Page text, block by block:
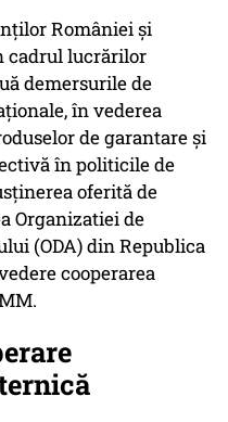
României și
cadrul lucrărilor
demersurile de
în vederea
de garantare și
în politicile de
oferită de
Organizatiei de
(ODA) din Republica
cooperarea